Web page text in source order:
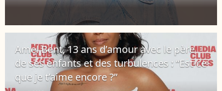
Amel Bent, 13 ans d’amour avec le père
de ses enfants et des turbulences : “Est-ce
que je t’aime encore ?”